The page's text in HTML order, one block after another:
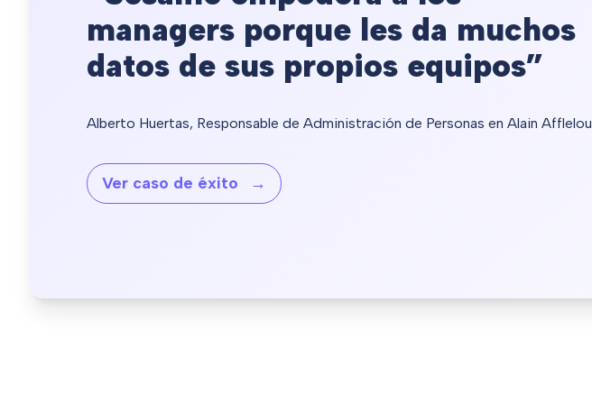
managers porque les da muchos
datos de sus propios equipos”
Alberto Huertas, Responsable de Administración de Personas en Alain Afflelou
Ver caso de éxito